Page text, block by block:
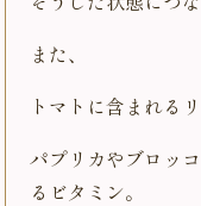
また、
トマトに含まれるリ
パプリカやブロッ
るビタミン。